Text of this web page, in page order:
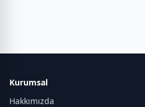
Kurumsal
Hakkımızda